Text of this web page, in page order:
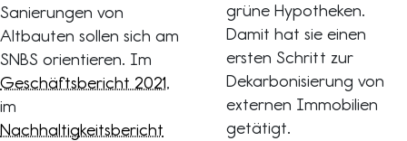
Sanierungen von
Altbauten sollen sich am
SNBS orientieren. Im
Geschäftsbericht 2021,
im
Nachhaltigkeitsbericht
grüne Hypotheken.
Damit hat sie einen
ersten Schritt zur
Dekarbonisierung von
externen Immobilien
getätigt.